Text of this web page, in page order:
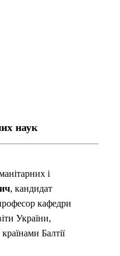
наук
і
, кандидат
кафедри
України,
Балтії